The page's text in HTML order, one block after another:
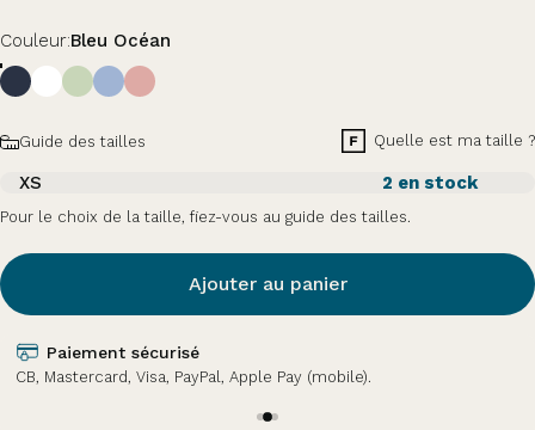
Couleur
Couleur:Bleu Océan
TailleGuide des tailles Quelle est ma taille ?
XS 2 en stock
Pour le choix de la taille, fiez-vous au guide des tailles.
Ajouter au panier
Paiement sécurisé
CB, Mastercard, Visa, PayPal, Apple Pay (mobile).